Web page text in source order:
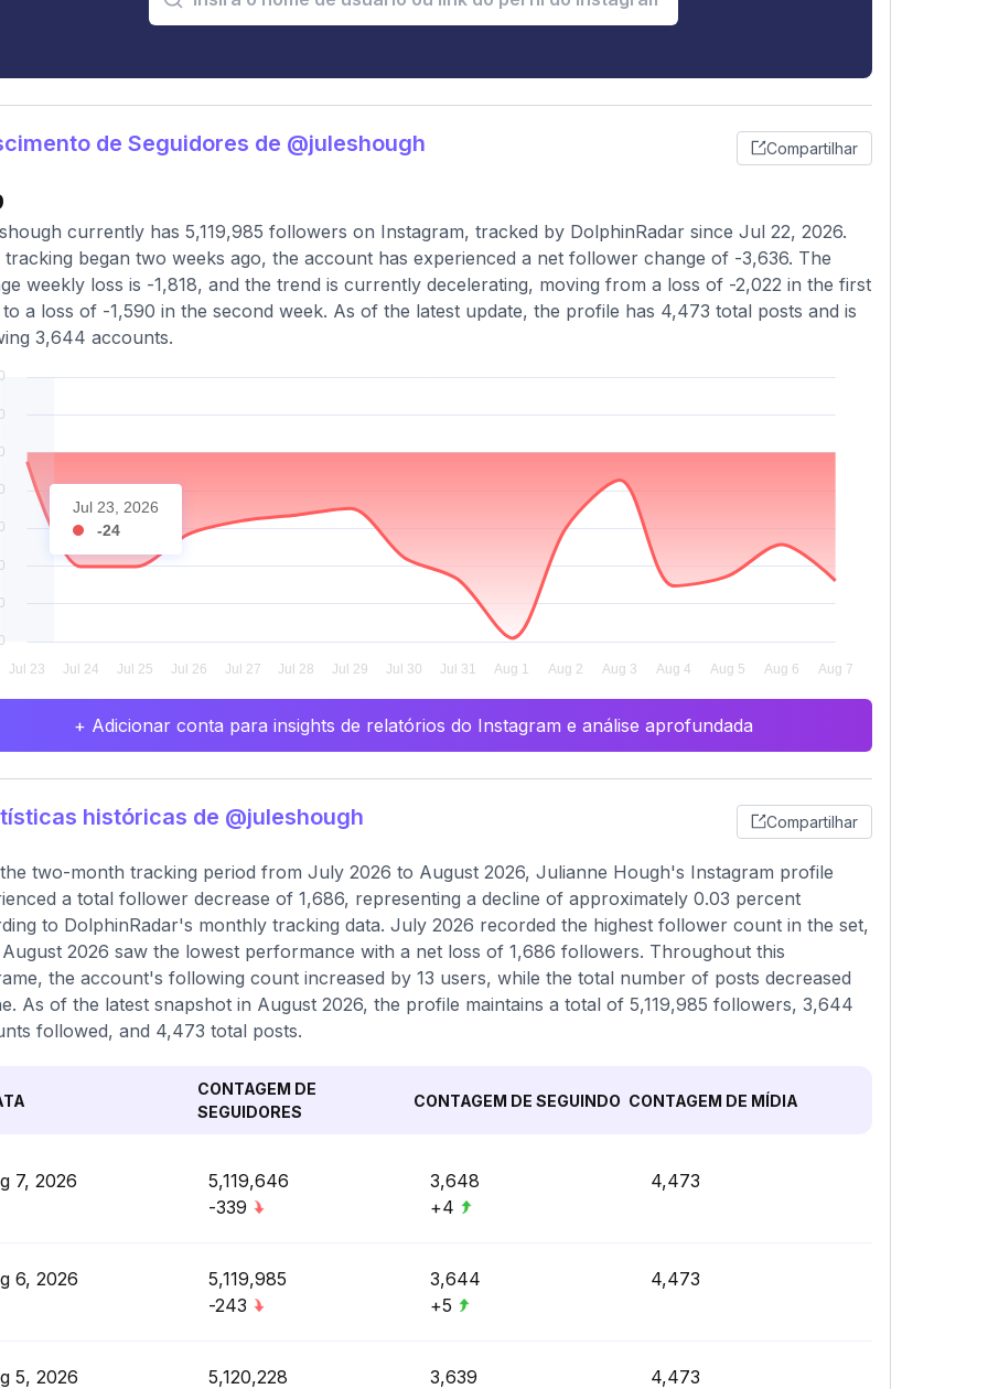
de Seguidores de @juleshough Compartilhar
currently has 5,119,985 followers on Instagram, tracked by DolphinRadar since Jul 22, 2026.
tracking began two weeks ago, the account has experienced a net follower change of -3,636. The
weekly loss is -1,818, and the trend is currently decelerating, moving from a loss of -2,022 in the first
a loss of -1,590 in the second week. As of the latest update, the profile has 4,473 total posts and is
3,644 accounts.
Jul 23, 2026
-24
+ Adicionar conta para insights de relatórios do Instagram e análise aprofundada
históricas de @juleshough Compartilhar
two-month tracking period from July 2026 to August 2026, Julianne Hough's Instagram profile
a total follower decrease of 1,686, representing a decline of approximately 0.03 percent
to DolphinRadar's monthly tracking data. July 2026 recorded the highest follower count in the set,
2026 saw the lowest performance with a net loss of 1,686 followers. Throughout this
the account's following count increased by 13 users, while the total number of posts decreased
As of the latest snapshot in August 2026, the profile maintains a total of 5,119,985 followers, 3,644
followed, and 4,473 total posts.
CONTAGEM DE
SEGUIDORES
CONTAGEM DE SEGUINDO CONTAGEM DE MÍDIA
7, 2026
5,119,646
-339
3,648
+4
4,473
6, 2026
5,119,985
-243
3,644
+5
4,473
5, 2026
5,120,228
3,639
4,473